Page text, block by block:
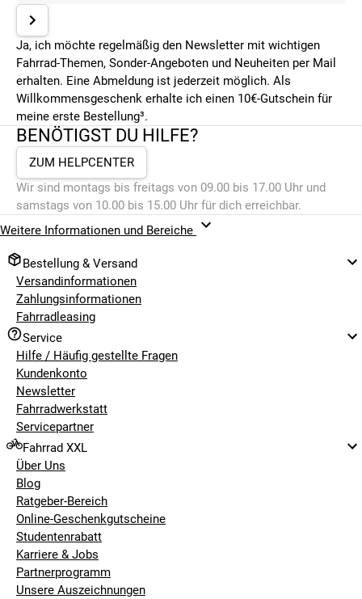
Ja, ich möchte regelmäßig den Newsletter mit wichtigen
Fahrrad-Themen, Sonder-Angeboten und Neuheiten per Mail
erhalten. Eine Abmeldung ist jederzeit möglich. Als
Willkommensgeschenk erhalte ich einen 10€-Gutschein für
meine erste Bestellung³.
BENÖTIGST DU HILFE?
ZUM HELPCENTER
Wir sind montags bis freitags von 09.00 bis 17.00 Uhr und
samstags von 10.00 bis 15.00 Uhr für dich erreichbar.
Weitere Informationen und Bereiche
Bestellung & Versand
Versandinformationen
Zahlungsinformationen
Fahrradleasing
Service
Hilfe / Häufig gestellte Fragen
Kundenkonto
Newsletter
Fahrradwerkstatt
Servicepartner
Fahrrad XXL
Über Uns
Blog
Ratgeber-Bereich
Online-Geschenkgutscheine
Studentenrabatt
Karriere & Jobs
Partnerprogramm
Unsere Auszeichnungen